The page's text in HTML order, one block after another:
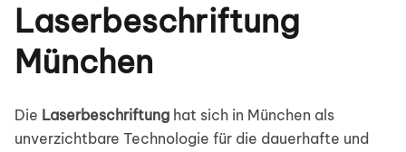
Laserbeschriftung
München
Die Laserbeschriftung hat sich in München als
unverzichtbare Technologie für die dauerhafte und